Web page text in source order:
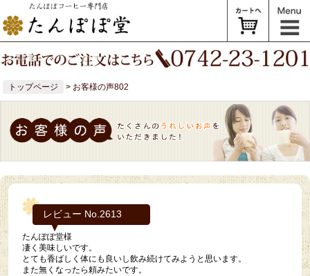
トップページ > お客様の声802
レビュー No.2613
たんぽぽ堂様
凄く美味しいです。
とても香ばしく体にも良いし飲み続けてみようと思います。
また無くなったら頼みたいです。